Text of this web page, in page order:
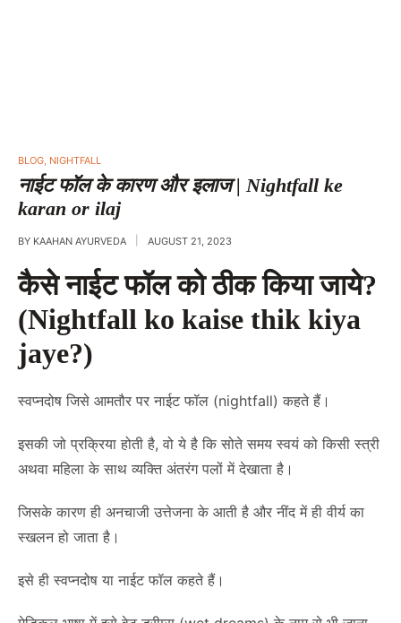
POSTED
IN
BLOG, NIGHTFALL
नाईट फॉल के कारण और इलाज | Nightfall ke
karan or ilaj
BY KAAHAN AYURVEDA AUGUST 21, 2023
कैसे नाईट फॉल को ठीक किया जाये?
(Nightfall ko kaise thik kiya
jaye?)
स्वप्नदोष जिसे आमतौर पर नाईट फॉल (nightfall) कहते हैं।
इसकी जो प्रक्रिया होती है, वो ये है कि सोते समय स्वयं को किसी स्त्री
अथवा महिला के साथ व्यक्ति अंतरंग पलों में देखाता है।
जिसके कारण ही अनचाजी उत्तेजना के आती है और नींद में ही वीर्य का
स्खलन हो जाता है।
इसे ही स्वप्नदोष या नाईट फॉल कहते हैं।